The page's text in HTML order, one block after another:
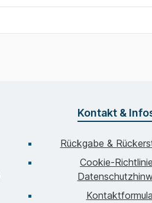
Kontakt &
Rückgabe &
Cookie-